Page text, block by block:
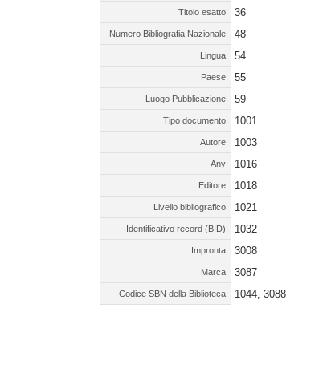
Titolo esatto: 36
Numero Bibliografia Nazionale: 48
Lingua: 54
Paese: 55
Luogo Pubblicazione: 59
Tipo documento: 1001
Autore: 1003
Any: 1016
Editore: 1018
Livello bibliografico: 1021
Identificativo record (BID): 1032
Impronta: 3008
Marca: 3087
Codice SBN della Biblioteca: 1044, 3088